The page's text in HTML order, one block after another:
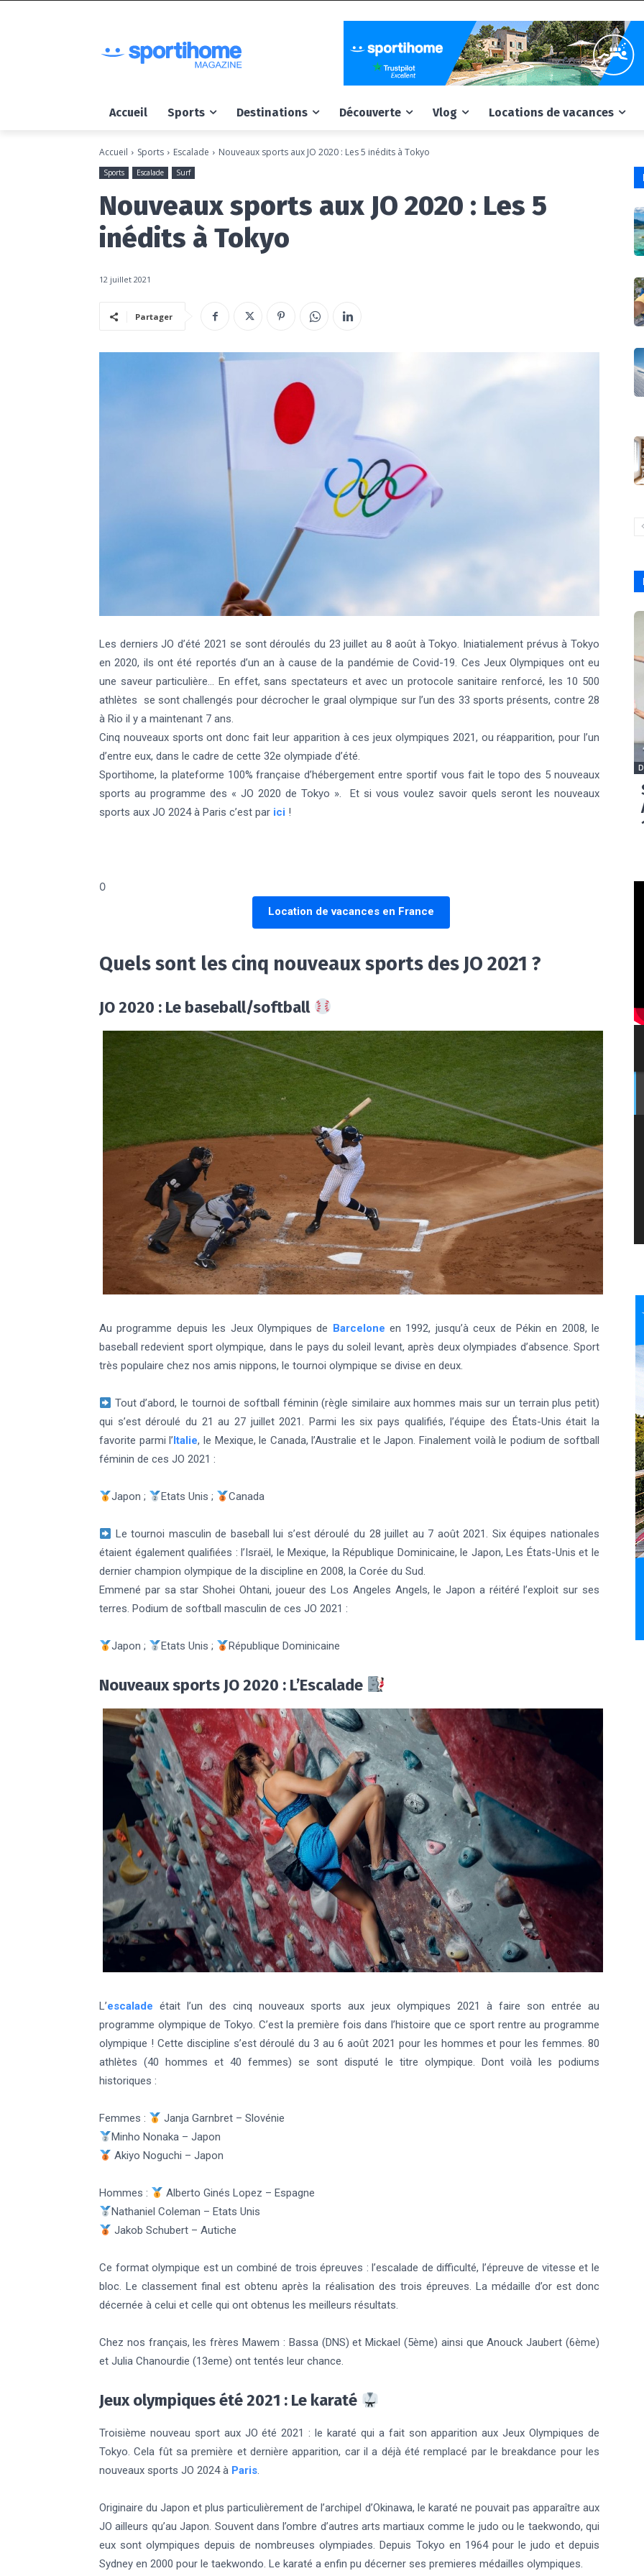
Accueil Sports Destinations Découverte Vlog Locations de vacances
Accueil Sports Escalade Nouveaux sports aux JO 2020 : Les 5 inédits à Tokyo
Sports Escalade Surf
Nouveaux sports aux JO 2020 : Les 5
inédits à Tokyo
12 juillet 2021
Partager
Les derniers JO d’été 2021 se sont déroulés du 23 juillet au 8 août à Tokyo. Iniatialement prévus à Tokyo
en 2020, ils ont été reportés d’un an à cause de la pandémie de Covid-19. Ces Jeux Olympiques ont eu
une saveur particulière… En effet, sans spectateurs et avec un protocole sanitaire renforcé, les 10 500
athlètes se sont challengés pour décrocher le graal olympique sur l’un des 33 sports présents, contre 28
à Rio il y a maintenant 7 ans.
Cinq nouveaux sports ont donc fait leur apparition à ces jeux olympiques 2021, ou réapparition, pour l’un
d’entre eux, dans le cadre de cette 32e olympiade d’été.
Sportihome, la plateforme 100% française d’hébergement entre sportif vous fait le topo des 5 nouveaux
sports au programme des « JO 2020 de Tokyo ». Et si vous voulez savoir quels seront les nouveaux
sports aux JO 2024 à Paris c’est par ici !
0
Location de vacances en France
Quels sont les cinq nouveaux sports des JO 2021 ?
JO 2020 : Le baseball/softball
Au programme depuis les Jeux Olympiques de Barcelone en 1992, jusqu’à ceux de Pékin en 2008, le
baseball redevient sport olympique, dans le pays du soleil levant, après deux olympiades d’absence. Sport
très populaire chez nos amis nippons, le tournoi olympique se divise en deux.
Tout d’abord, le tournoi de softball féminin (règle similaire aux hommes mais sur un terrain plus petit)
qui s’est déroulé du 21 au 27 juillet 2021. Parmi les six pays qualifiés, l’équipe des États-Unis était la
favorite parmi l’Italie, le Mexique, le Canada, l’Australie et le Japon. Finalement voilà le podium de softball
féminin de ces JO 2021 :
Japon ; Etats Unis ; Canada
Le tournoi masculin de baseball lui s’est déroulé du 28 juillet au 7 août 2021. Six équipes nationales
étaient également qualifiées : l’Israël, le Mexique, la République Dominicaine, le Japon, Les États-Unis et le
dernier champion olympique de la discipline en 2008, la Corée du Sud.
Emmené par sa star Shohei Ohtani, joueur des Los Angeles Angels, le Japon a réitéré l’exploit sur ses
terres. Podium de softball masculin de ces JO 2021 :
Japon ; Etats Unis ; République Dominicaine
Nouveaux sports JO 2020 : L’Escalade
L’escalade était l’un des cinq nouveaux sports aux jeux olympiques 2021 à faire son entrée au
programme olympique de Tokyo. C’est la première fois dans l’histoire que ce sport rentre au programme
olympique ! Cette discipline s’est déroulé du 3 au 6 août 2021 pour les hommes et pour les femmes. 80
athlètes (40 hommes et 40 femmes) se sont disputé le titre olympique. Dont voilà les podiums
historiques :
Femmes :
Janja Garnbret – Slovénie
Minho Nonaka – Japon
Akiyo Noguchi – Japon
Hommes :
Alberto Ginés Lopez – Espagne
Nathaniel Coleman – Etats Unis
Jakob Schubert – Autiche
Ce format olympique est un combiné de trois épreuves : l’escalade de difficulté, l’épreuve de vitesse et le
bloc. Le classement final est obtenu après la réalisation des trois épreuves. La médaille d’or est donc
décernée à celui et celle qui ont obtenus les meilleurs résultats.
Chez nos français, les frères Mawem : Bassa (DNS) et Mickael (5ème) ainsi que Anouck Jaubert (6ème)
et Julia Chanourdie (13eme) ont tentés leur chance.
Jeux olympiques été 2021 : Le karaté
Troisième nouveau sport aux JO été 2021 : le karaté qui a fait son apparition aux Jeux Olympiques de
Tokyo. Cela fût sa première et dernière apparition, car il a déjà été remplacé par le breakdance pour les
nouveaux sports JO 2024 à Paris.
Originaire du Japon et plus particulièrement de l’archipel d’Okinawa, le karaté ne pouvait pas apparaître aux
JO ailleurs qu’au Japon. Souvent dans l’ombre d’autres arts martiaux comme le judo ou le taekwondo, qui
eux sont olympiques depuis de nombreuses olympiades. Depuis Tokyo en 1964 pour le judo et depuis
Sydney en 2000 pour le taekwondo. Le karaté a enfin pu décerner ses premieres médailles olympiques.